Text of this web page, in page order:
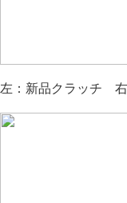
左：新品クラッチ